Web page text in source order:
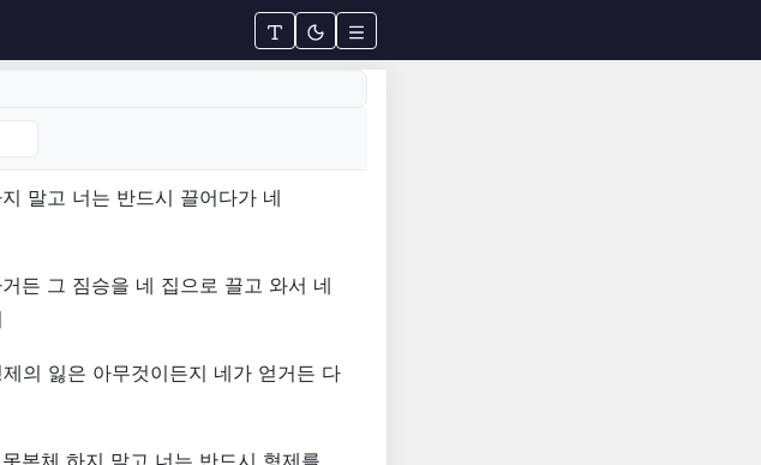
(KRV))
말고 너는 반드시 끌어다가 네
든 그 짐승을 네 집으로 끌고 와서 네
의 잃은 아무것이든지 네가 얻거든 다
본체 하지 말고 너는 반드시 형제를